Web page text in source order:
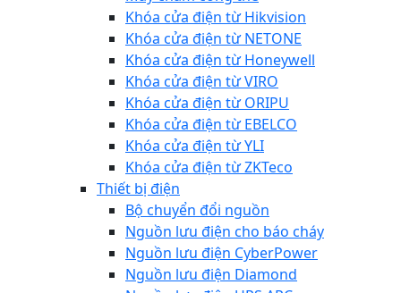
Khóa cửa điện từ Hikvision
Khóa cửa điện từ NETONE
Khóa cửa điện từ Honeywell
Khóa cửa điện từ VIRO
Khóa cửa điện từ ORIPU
Khóa cửa điện từ EBELCO
Khóa cửa điện từ YLI
Khóa cửa điện từ ZKTeco
Thiết bị điện
Bộ chuyển đổi nguồn
Nguồn lưu điện cho báo cháy
Nguồn lưu điện CyberPower
Nguồn lưu điện Diamond